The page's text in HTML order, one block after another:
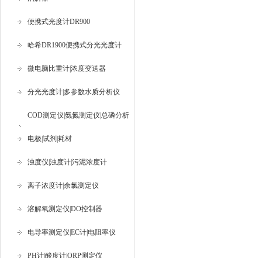
便携式光度计DR900
哈希DR1900便携式分光光度计
微电脑比重计|浓度变送器
分光光度计|多参数水质分析仪
COD测定仪|氨氮测定仪|总磷分析
仪
电极|试剂|耗材
浊度仪|浊度计|污泥浓度计
离子浓度计|余氯测定仪
溶解氧测定仪|DO控制器
电导率测定仪|EC计|电阻率仪
PH计|酸度计|ORP测定仪